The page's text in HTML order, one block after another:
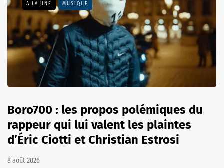
A LA UNE MUSIQUE
Boro700 : les propos polémiques du
rappeur qui lui valent les plaintes
d’Éric Ciotti et Christian Estrosi
8 août 2026